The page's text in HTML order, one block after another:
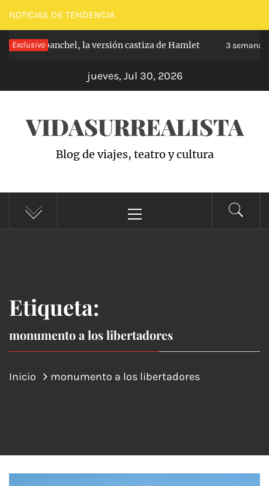
Saltar
al
contenido
NOTICIAS DE TENDENCIA
Exclusivo
de Carabanchel, la versión castiza de Hamlet 3 semanas
jueves, Jul 30, 2026
VIDASURREALISTA
Blog de viajes, teatro y cultura
principal
Etiqueta:
monumento a los libertadores
Inicio monumento a los libertadores